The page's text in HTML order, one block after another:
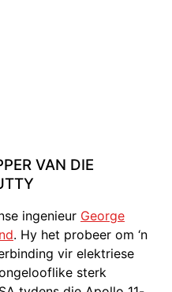
VAN DIE
ingenieur George
. Hy het probeer om ‘n
vir elektriese
sterk